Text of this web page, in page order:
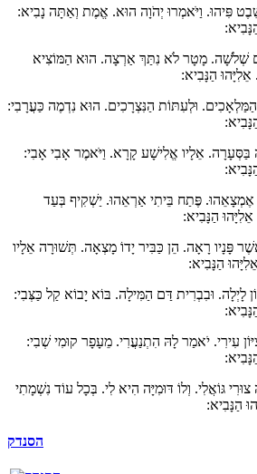
פִּיהוּ. וַיֹּאמְרוּ יְהֹוָה הוּא. אֱמֶת וְאַתָּה נָבִיא:
שְׁלֹשָׁה. מָטָר לֹא נִתַּךְ אַרְצָה. הוּא הַמּוֹצִיא
הַנָּבִיא:
וּלְעִתּוֹת הַנִּצְרָכִים. הוּא נִדְמֶה כַּעֲרָבִי:
אֵלָיו אֱלִישָׁע קָרָא. וַיֹּאמֶר אָבִי אָבִי:
אֶמְצָאֵהוּ. פֶּתַח בֵּיתִי אַרְאֵהוּ. יַשְׁקִיף בְּעַד
הַנָּבִיא:
פָּנָיו רָאָה. הֵן כַּבִּיר יָדוֹ מָצְאָה. תְּשׁוּרָה אֵלָיו
הַנָּבִיא:
לָיְלָה. וּבִבְרִית דַּם הַמִּילָה. בּוֹא יָבוֹא קַל כַּצְּבִי:
עִירִי. יֹאמַר לָהּ הִתְנַעֲרִי. מֵעָפָר קוּמִי שְׁבִי:
גּוֹאֲלִי. וְלוֹ דּוּמִיָּה הִיא לִי. בְּכָל עוֹד נִשְׁמָתִי
הַנָּבִיא:
הסנדק